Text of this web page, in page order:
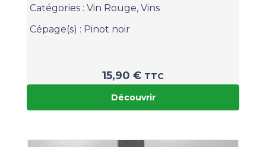
Catégories : Vin Rouge, Vins
Cépage(s) : Pinot noir
15,90 € TTC
Découvrir